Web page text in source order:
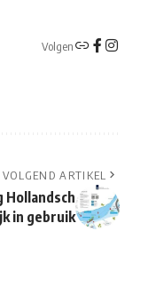
Volgen
VOLGEND ARTIKEL
in gebruik